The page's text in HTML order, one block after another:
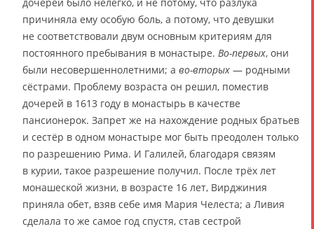
дочерей было нелегко, и не потому, что разлука
причиняла ему особую боль, а потому, что девушки
не соответствовали двум основным критериям для
постоянного пребывания в монастыре. Во-первых, они
были несовершеннолетними; а во-вторых — родными
сёстрами. Проблему возраста он решил, поместив
дочерей в 1613 году в монастырь в качестве
пансионерок. Запрет же на нахождение родных братьев
и сестёр в одном монастыре мог быть преодолен только
по разрешению Рима. И Галилей, благодаря связям
в курии, такое разрешение получил. После трёх лет
монашеской жизни, в возрасте 16 лет, Вирджиния
приняла обет, взяв себе имя Мария Челеста; а Ливия
сделала то же самое год спустя, став сестрой